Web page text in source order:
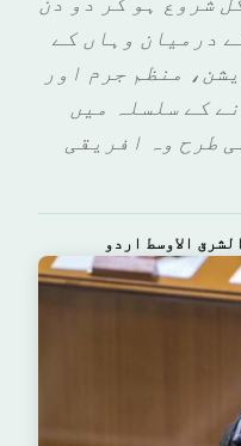
شروع ہو کر دو دن
درمیان وہاں کے
منظم جرم اور
کے سلسلہ میں
طرح وہ افریقی
الاوسط اردو